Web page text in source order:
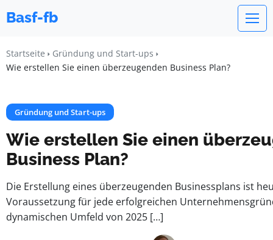
Basf-fb
Startseite
Gründung und Start-ups
Wie erstellen Sie einen überzeugenden Business Plan?
Gründung und Start-ups
Wie erstellen Sie einen
Business Plan?
Die Erstellung eines überzeugenden Businessplans ist
Voraussetzung für jede erfolgreichen
dynamischen Umfeld von 2025 […]